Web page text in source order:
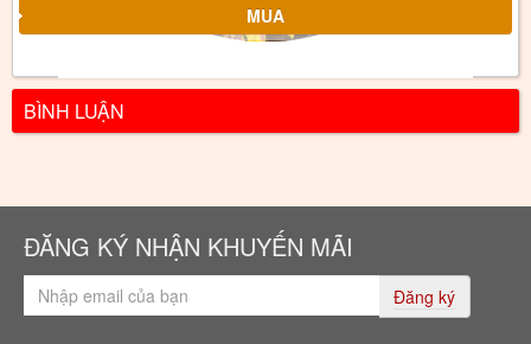
BÌNH LUẬN
ĐĂNG KÝ NHẬN KHUYẾN MÃI
Đăng ký